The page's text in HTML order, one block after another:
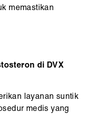
memastikan
di DVX
layanan suntik
medis yang